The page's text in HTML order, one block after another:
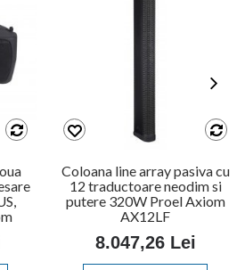
Coloana line array pasiva cu
12 traductoare neodim si
putere 320W Proel Axiom
AX12LF
8.047,26 Lei